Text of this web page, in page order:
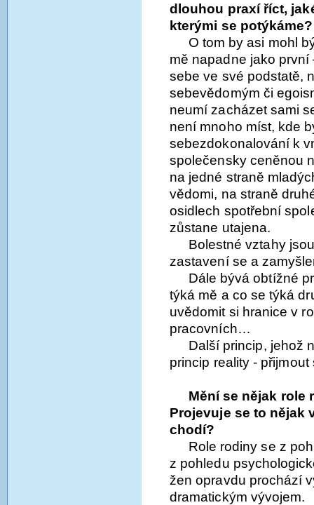
dlouhou praxí říct,
kterými se
O tom by asi mohl
mě napadne jako
sebe ve své podstatě,
sebevědomým či
neumí zacházet sami
není mnoho míst, kde
sebezdokonalování k
společensky ceněnou
na jedné straně
vědomi, na straně
osidlech spotřební
zůstane utajena.
Bolestné vztahy
zastavení se a
Dále bývá obtížné
týká mě a co se týká
uvědomit si hranice v
pracovních…
Další princip, jehož
princip reality -
Mění se nějak role
Projevuje se to nějak
chodí?
Role rodiny se z
z pohledu
žen opravdu prochází
dramatickým vývojem.